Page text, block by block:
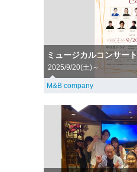
ミュージカルコンサート
2025/9/20(土)～
M&B company